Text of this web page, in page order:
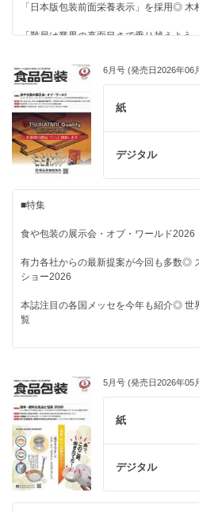
◎ ヴィネクスポ・アジア2026（香港）
■連載
家族で見つめる食と包装
涼を買い込む夏 ◎ 田原未沙記
奥の包装(ほそ)道－法改正やリサイクル課
資源循環法とバイオプラ ◎ 成田淳一
海洋プラごみ問題の萌芽と科学的認識の
隔月連載 ニュースで読み解く包装情勢ワ
RFタグ進化論
車間調整 痛み分け ◎ 寺浦信之
■コラム
「日本版包装前面栄養表示」を採用◎ 木
「難局は業界の真面目さで乗り越えよう
特集2 環境対応が加速する食品包装2026
新納豆トレーが国際的な栄誉◎ Mizkan ／
家庭用コンポストで堆肥化可能◎ BASF
「自主行動計画2030」の策定を発表◎ 3R
ミールキットトレーの紙化を開始◎ パル
■CLOSE UP
「クランキー」
“パキッ”と割れるパッケージで新たな開
■包装トレンド東西南北
京土産の定番ブランドが発売60周年
■話題ワールドワイド
世界最大規模の食品産業展が10月にパリで
◎ シアル・パリ2026
■FPレポート
6月号 (発売日2026年06
紙
デジタル
■特集
食や包装の展示会・オブ・ワールド2026
有力各社からの最新提案が今回も多数◎
ショー2026
本誌注目の各国メッセを今年も紹介◎ 世
覧
「ドトール 春を味わう桜ラテ」
常温で保存・配送が可能なカップ乳飲料
■FPレポート
応募作に“安定感”と“独創性”が混在
最優秀賞の高級ラムネ瓶は「懐かしさと
アワード2026
5月号 (発売日2026年05
紙
デジタル